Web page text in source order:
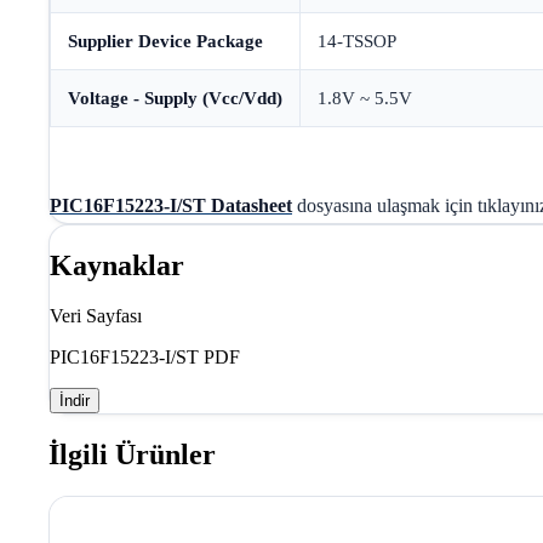
Supplier Device Package 14-TSSOP
Voltage - Supply (Vcc/Vdd) 1.8V ~ 5.5V
PIC16F15223-I/ST Datasheet dosyasına ulaşmak için
Kaynaklar
Veri Sayfası
PIC16F15223-I/ST PDF
İndir
İlgili Ürünler